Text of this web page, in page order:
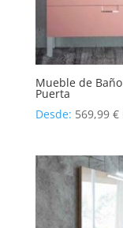
Mueble de
Puerta
Desde: 569,99 €